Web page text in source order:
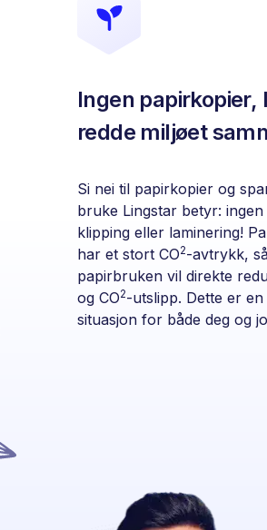
Ingen papirkopier,
redde miljøet
Si nei til papirkopier og
bruke Lingstar betyr:
klipping eller laminering!
har et stort CO2-avtrykk,
papirbruken vil direkte
og CO2-utslipp. Dette er
situasjon for både deg og